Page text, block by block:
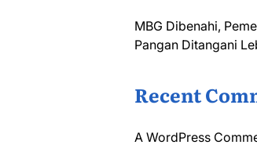
MBG Dibenahi,
Pangan Ditangani
Recent
A WordPress